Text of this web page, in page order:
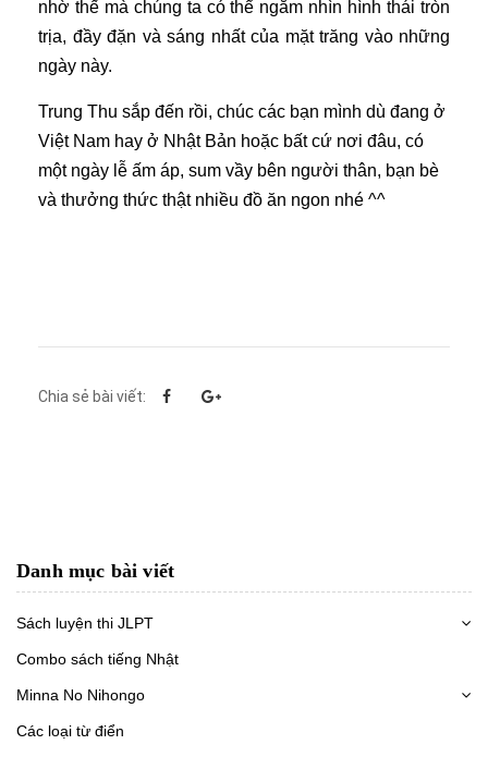
nhờ thế mà chúng ta có thể ngắm nhìn hình thái tròn
trịa, đầy đặn và sáng nhất của mặt trăng vào những
ngày này.
Trung Thu sắp đến rồi, chúc các bạn mình dù đang ở
Việt Nam hay ở Nhật Bản hoặc bất cứ nơi đâu, có
một ngày lễ ấm áp, sum vầy bên người thân, bạn bè
và thưởng thức thật nhiều đồ ăn ngon nhé ^^
Chia sẻ bài viết:
Danh mục bài viết
Sách luyện thi JLPT
Combo sách tiếng Nhật
Minna No Nihongo
Các loại từ điển